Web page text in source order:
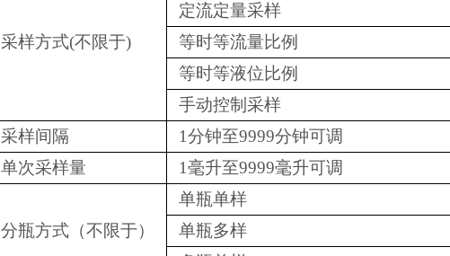
采样方式(不限于)
定流定量采样
等时等流量比例
等时等液位比例
手动控制采样
采样间隔
1分钟至9999分钟可调
单次采样量
1毫升至9999毫升可调
分瓶方式（不限于）
单瓶单样
单瓶多样